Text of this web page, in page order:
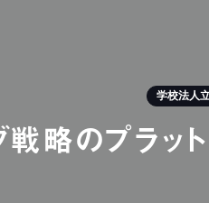
学校法人
戦略のプラッ